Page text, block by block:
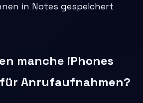
in Notes gespeichert
manche iPhones
für Anrufaufnahmen?